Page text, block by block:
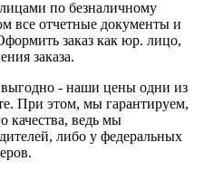
по безналичному
все отчетные документы и
заказ как юр. лицо,
заказа.
выгодно - наши цены одни из
При этом, мы гарантируем,
качества, ведь мы
либо у федеральных